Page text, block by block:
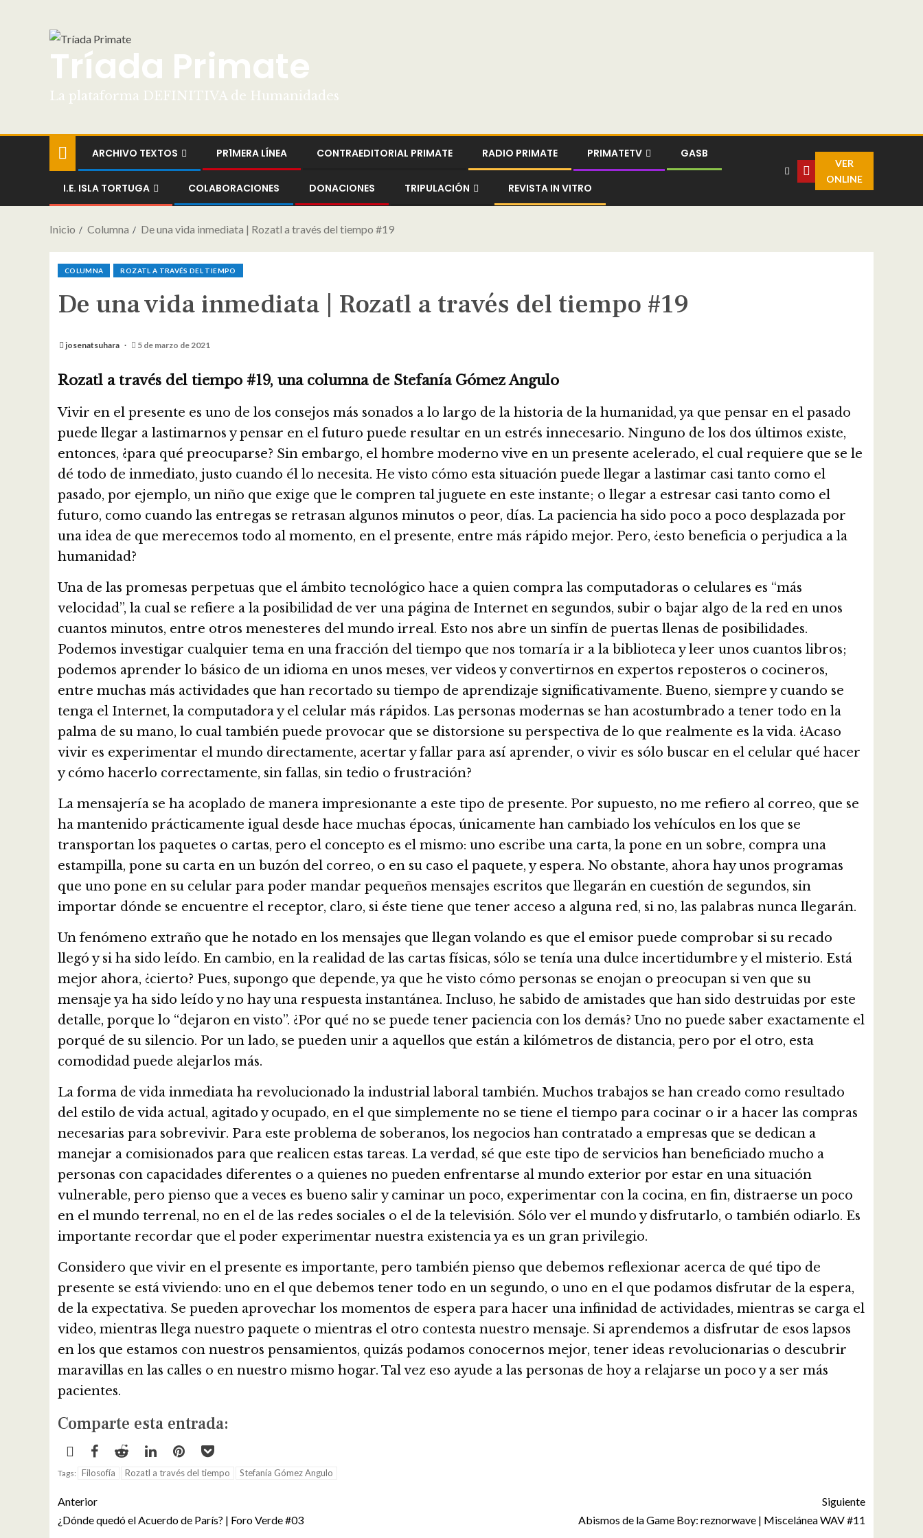
Tríada Primate
La plataforma DEFINITIVA de Humanidades
ARCHIVO TEXTOS PR1MERA LÍNEA CONTRAEDITORIAL PRIMATE RADIO PRIMATE PRIMATETV GASB
I.E. ISLA TORTUGA COLABORACIONES DONACIONES TRIPULACIÓN REVISTA IN VITRO
VER
ONLINE
Inicio Columna De una vida inmediata | Rozatl a través del tiempo #19
COLUMNA ROZATL A TRAVÉS DEL TIEMPO
De una vida inmediata | Rozatl a través del tiempo #19
josenatsuhara 5 de marzo de 2021
Rozatl a través del tiempo #19, una columna de Stefanía Gómez Angulo
Vivir en el presente es uno de los consejos más sonados a lo largo de la historia de la humanidad, ya que pensar en el pasado
puede llegar a lastimarnos y pensar en el futuro puede resultar en un estrés innecesario. Ninguno de los dos últimos existe,
entonces, ¿para qué preocuparse? Sin embargo, el hombre moderno vive en un presente acelerado, el cual requiere que se le
dé todo de inmediato, justo cuando él lo necesita. He visto cómo esta situación puede llegar a lastimar casi tanto como el
pasado, por ejemplo, un niño que exige que le compren tal juguete en este instante; o llegar a estresar casi tanto como el
futuro, como cuando las entregas se retrasan algunos minutos o peor, días. La paciencia ha sido poco a poco desplazada por
una idea de que merecemos todo al momento, en el presente, entre más rápido mejor. Pero, ¿esto beneficia o perjudica a la
humanidad?
Una de las promesas perpetuas que el ámbito tecnológico hace a quien compra las computadoras o celulares es “más
velocidad”, la cual se refiere a la posibilidad de ver una página de Internet en segundos, subir o bajar algo de la red en unos
cuantos minutos, entre otros menesteres del mundo irreal. Esto nos abre un sinfín de puertas llenas de posibilidades.
Podemos investigar cualquier tema en una fracción del tiempo que nos tomaría ir a la biblioteca y leer unos cuantos libros;
podemos aprender lo básico de un idioma en unos meses, ver videos y convertirnos en expertos reposteros o cocineros,
entre muchas más actividades que han recortado su tiempo de aprendizaje significativamente. Bueno, siempre y cuando se
tenga el Internet, la computadora y el celular más rápidos. Las personas modernas se han acostumbrado a tener todo en la
palma de su mano, lo cual también puede provocar que se distorsione su perspectiva de lo que realmente es la vida. ¿Acaso
vivir es experimentar el mundo directamente, acertar y fallar para así aprender, o vivir es sólo buscar en el celular qué hacer
y cómo hacerlo correctamente, sin fallas, sin tedio o frustración?
La mensajería se ha acoplado de manera impresionante a este tipo de presente. Por supuesto, no me refiero al correo, que se
ha mantenido prácticamente igual desde hace muchas épocas, únicamente han cambiado los vehículos en los que se
transportan los paquetes o cartas, pero el concepto es el mismo: uno escribe una carta, la pone en un sobre, compra una
estampilla, pone su carta en un buzón del correo, o en su caso el paquete, y espera. No obstante, ahora hay unos programas
que uno pone en su celular para poder mandar pequeños mensajes escritos que llegarán en cuestión de segundos, sin
importar dónde se encuentre el receptor, claro, si éste tiene que tener acceso a alguna red, si no, las palabras nunca llegarán.
Un fenómeno extraño que he notado en los mensajes que llegan volando es que el emisor puede comprobar si su recado
llegó y si ha sido leído. En cambio, en la realidad de las cartas físicas, sólo se tenía una dulce incertidumbre y el misterio. Está
mejor ahora, ¿cierto? Pues, supongo que depende, ya que he visto cómo personas se enojan o preocupan si ven que su
mensaje ya ha sido leído y no hay una respuesta instantánea. Incluso, he sabido de amistades que han sido destruidas por este
detalle, porque lo “dejaron en visto”. ¿Por qué no se puede tener paciencia con los demás? Uno no puede saber exactamente el
porqué de su silencio. Por un lado, se pueden unir a aquellos que están a kilómetros de distancia, pero por el otro, esta
comodidad puede alejarlos más.
La forma de vida inmediata ha revolucionado la industrial laboral también. Muchos trabajos se han creado como resultado
del estilo de vida actual, agitado y ocupado, en el que simplemente no se tiene el tiempo para cocinar o ir a hacer las compras
necesarias para sobrevivir. Para este problema de soberanos, los negocios han contratado a empresas que se dedican a
manejar a comisionados para que realicen estas tareas. La verdad, sé que este tipo de servicios han beneficiado mucho a
personas con capacidades diferentes o a quienes no pueden enfrentarse al mundo exterior por estar en una situación
vulnerable, pero pienso que a veces es bueno salir y caminar un poco, experimentar con la cocina, en fin, distraerse un poco
en el mundo terrenal, no en el de las redes sociales o el de la televisión. Sólo ver el mundo y disfrutarlo, o también odiarlo. Es
importante recordar que el poder experimentar nuestra existencia ya es un gran privilegio.
Considero que vivir en el presente es importante, pero también pienso que debemos reflexionar acerca de qué tipo de
presente se está viviendo: uno en el que debemos tener todo en un segundo, o uno en el que podamos disfrutar de la espera,
de la expectativa. Se pueden aprovechar los momentos de espera para hacer una infinidad de actividades, mientras se carga el
video, mientras llega nuestro paquete o mientras el otro contesta nuestro mensaje. Si aprendemos a disfrutar de esos lapsos
en los que estamos con nuestros pensamientos, quizás podamos conocernos mejor, tener ideas revolucionarias o descubrir
maravillas en las calles o en nuestro mismo hogar. Tal vez eso ayude a las personas de hoy a relajarse un poco y a ser más
pacientes.
Comparte esta entrada:
Tags: Filosofía Rozatl a través del tiempo Stefanía Gómez Angulo
Anterior
¿Dónde quedó el Acuerdo de París? | Foro Verde #03
Siguiente
Abismos de la Game Boy: reznorwave | Miscelánea WAV #11